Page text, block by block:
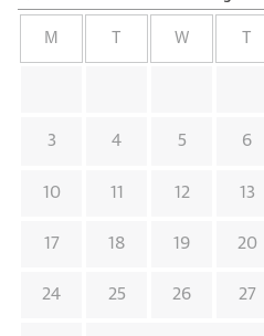
M W
3 4 5 6
10 11 12 13
17 18 19 20
24 25 26 27